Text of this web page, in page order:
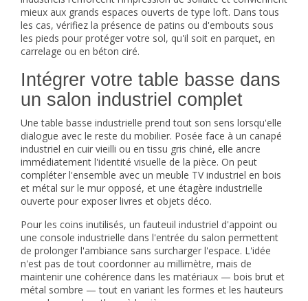
mieux aux grands espaces ouverts de type loft. Dans tous
les cas, vérifiez la présence de patins ou d'embouts sous
les pieds pour protéger votre sol, qu'il soit en parquet, en
carrelage ou en béton ciré.
Intégrer votre table basse dans
un salon industriel complet
Une table basse industrielle prend tout son sens lorsqu'elle
dialogue avec le reste du mobilier. Posée face à un canapé
industriel en cuir vieilli ou en tissu gris chiné, elle ancre
immédiatement l'identité visuelle de la pièce. On peut
compléter l'ensemble avec un meuble TV industriel en bois
et métal sur le mur opposé, et une étagère industrielle
ouverte pour exposer livres et objets déco.
Pour les coins inutilisés, un fauteuil industriel d'appoint ou
une console industrielle dans l'entrée du salon permettent
de prolonger l'ambiance sans surcharger l'espace. L'idée
n'est pas de tout coordonner au millimètre, mais de
maintenir une cohérence dans les matériaux — bois brut et
métal sombre — tout en variant les formes et les hauteurs